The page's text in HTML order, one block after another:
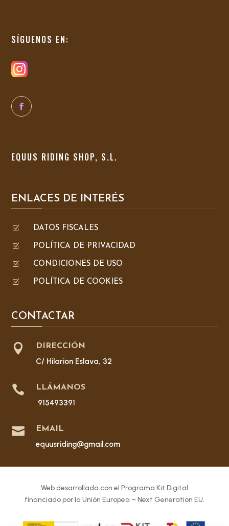
SÍGUENOS EN:
EQUUS RIDING SHOP, S.L.
ENLACES DE INTERÉS
Z DATOS FISCALES
Z POLÍTICA DE PRIVACIDAD
Z CONDICIONES DE USO
Z POLÍTICA DE COOKIES
CONTACTAR
 DIRECCIÓN
C/ Hilarion Eslava, 32
 LLÁMANOS
915493391
 EMAIL
equusriding@gmail.com
Web desarrollada con el Programa Kit Digital
financiado por la Unión Europea – Next Generation EU.